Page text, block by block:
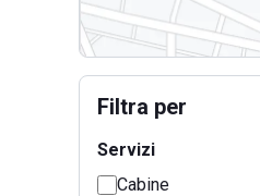
Filtra per
Servizi
Cabine